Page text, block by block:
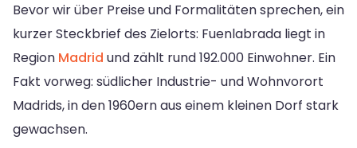
Bevor wir über Preise und Formalitäten sprechen, ein
kurzer Steckbrief des Zielorts: Fuenlabrada liegt in
Region Madrid und zählt rund 192.000 Einwohner. Ein
Fakt vorweg: südlicher Industrie- und Wohnvorort
Madrids, in den 1960ern aus einem kleinen Dorf stark
gewachsen.